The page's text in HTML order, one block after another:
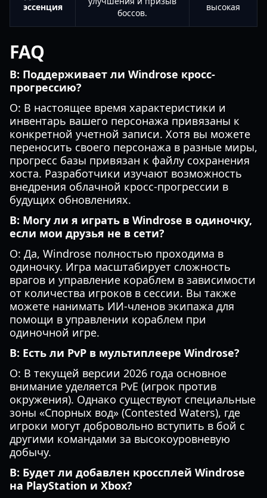
эссенция
боссов.
высокая
FAQ
В: Поддерживает ли Windrose кросс-
прогрессию?
О: В настоящее время характеристики и
инвентарь вашего персонажа привязаны к
конкретной учетной записи. Хотя вы можете
переносить своего персонажа в разные миры,
прогресс базы привязан к файлу сохранения
хоста. Разработчики изучают возможность
внедрения облачной кросс-прогрессии в
будущих обновлениях.
В: Могу ли я играть в Windrose в одиночку,
если мои друзья не в сети?
О: Да, Windrose полностью проходима в
одиночку. Игра масштабирует сложность
врагов и управление кораблем в зависимости
от количества игроков в сессии. Вы также
можете нанимать ИИ-членов экипажа для
помощи в управлении кораблем при
одиночной игре.
В: Есть ли PvP в мультиплеере Windrose?
О: В текущей версии 2026 года основное
внимание уделяется PvE (игрок против
окружения). Однако существуют специальные
зоны «Спорных вод» (Contested Waters), где
игроки могут добровольно вступить в бой с
другими командами за высокоуровневую
добычу.
В: Будет ли добавлен кроссплей Windrose
на PlayStation и Xbox?